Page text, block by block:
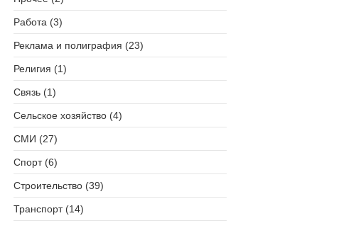
Работа (3)
Реклама и полиграфия (23)
Религия (1)
Связь (1)
Сельское хозяйство (4)
СМИ (27)
Спорт (6)
Строительство (39)
Транспорт (14)